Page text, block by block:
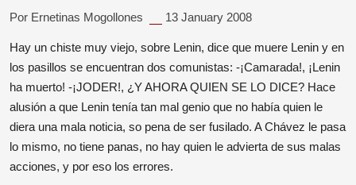
Por Ernetinas Mogollones 13 January 2008
Hay un chiste muy viejo, sobre Lenin, dice que muere Lenin y en
los pasillos se encuentran dos comunistas: -¡Camarada!, ¡Lenin
ha muerto! -¡JODER!, ¿Y AHORA QUIEN SE LO DICE? Hace
alusión a que Lenin tenía tan mal genio que no había quien le
diera una mala noticia, so pena de ser fusilado. A Chávez le pasa
lo mismo, no tiene panas, no hay quien le advierta de sus malas
acciones, y por eso los errores.